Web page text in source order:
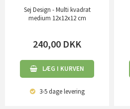
Sej Design - Multi kvadrat
medium 12x12x12 cm
240,00 DKK
LÆG I KURVEN
3-5 dagelevering